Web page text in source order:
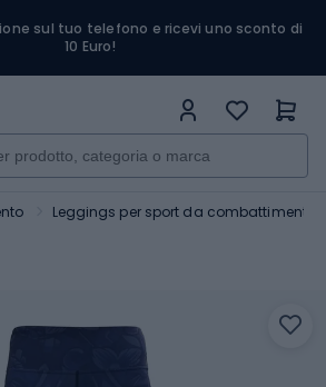
sul tuo telefono e ricevi uno sconto di
10 Euro!
Leggings per sport da combattimento